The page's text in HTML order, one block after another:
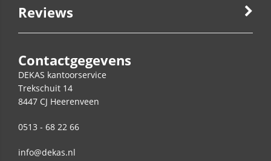
Reviews
Contactgegevens
DEKAS kantoorservice
Trekschuit 14
8447 CJ Heerenveen
0513 - 68 22 66
info@dekas.nl